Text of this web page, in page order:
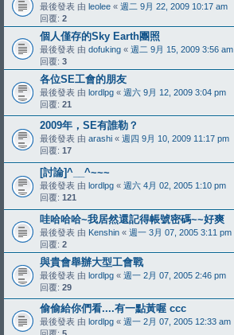
最後發表 由 leolee « 週二 9月 22, 2009 10:17 am
回覆: 2
個人僅存的Sky Earth團照
最後發表 由 dofuking « 週二 9月 15, 2009 3:56 am
回覆: 3
各位SE工會的朋友
最後發表 由 lordlpg « 週六 9月 12, 2009 3:04 pm
回覆: 21
2009年，SE有誰勒？
最後發表 由 arashi « 週四 9月 10, 2009 11:17 pm
回覆: 17
[討論]^__^~~~
最後發表 由 lordlpg « 週六 4月 02, 2005 1:10 pm
回覆: 121
哇哈哈哈~我居然還記得帳號密碼~~好爽
最後發表 由 Kenshin « 週一 3月 07, 2005 3:11 pm
回覆: 2
與貴會舉辦大型工會戰
最後發表 由 lordlpg « 週一 2月 07, 2005 2:46 pm
回覆: 29
偷偷給你們看....有一點黃喔 ccc
最後發表 由 lordlpg « 週一 2月 07, 2005 12:33 am